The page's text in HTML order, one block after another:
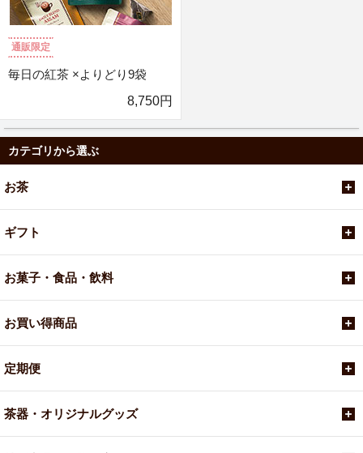
通販限定
毎日の紅茶 ×よりどり9袋
8,750円
カテゴリから選ぶ
お茶
ギフト
お菓子・食品・飲料
お買い得商品
定期便
茶器・オリジナルグッズ